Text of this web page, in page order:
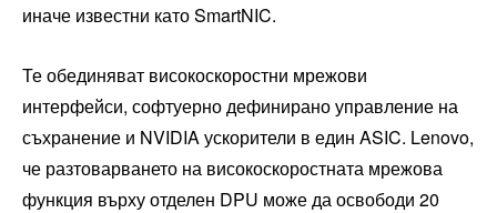
иначе известни като SmartNIC.
Те обединяват високоскоростни мрежови
интерфейси, софтуерно дефинирано управление на
съхранение и NVIDIA ускорители в един ASIC. Lenovo,
че разтоварването на високоскоростната мрежова
функция върху отделен DPU може да освободи 20